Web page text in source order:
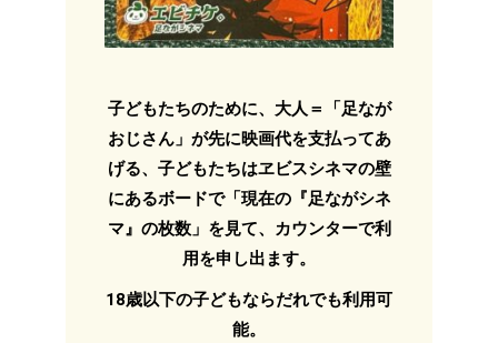
子どもたちのために、大人＝「足なが
おじさん」が先に映画代を支払ってあ
げる、子どもたちはヱビスシネマの壁
にあるボードで「現在の『足ながシネ
マ』の枚数」を見て、カウンターで利
用を申し出ます。
18歳以下の子どもならだれでも利用可
能。